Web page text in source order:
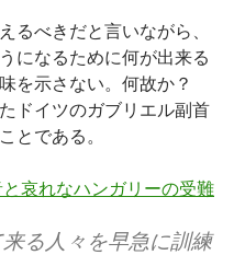
るべきだと言いながら、
になるために何が出来る
を示さない。何故か？
ドイツのガブリエル副首
とである。
哀れなハンガリーの受難
る人々を早急に訓練